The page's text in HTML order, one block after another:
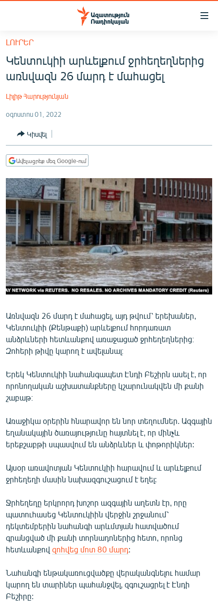
Մատչելիության
հիմնական
բովանդակությանը
Անցնել
հիմնական
մենյուին
ՔԱՂԱՔԱԿԱՆ
ԸՆՏՐՈՒԹՅՈՒՆՆԵՐ 2026
ԻՐԱՎՈՒՆՔ
ՀԱՍԱՐԱԿՈՒԹՅՈՒՆ
ՏՆՏԵՍՈՒԹՅՈՒՆ
ՊԱՏԵՐԱԶՄԻ 6 ՇԱԲԱԹՆԵՐԸ
ՏԱՐԱԾԱՇՐՋԱՆ
ՄԻՋԱԶԳԱՅԻՆ
ՄՇԱԿՈՒՅԹ
ՍՊՈՐՏ
ՄԵԿՆԱԲԱՆՈՒԹՅՈՒՆ
ՏՏ ԵՒ ԻՆՏԵՐՆԵՏ
ԿՈՐՈՆԱՎԻՐՈՒՍ
ԱՐԽԻՎ
ՏԵՍԱՆՅՈՒԹԵՐ
ՁԳՏԵԼՈՎ ԼԱՎԱԳՈՒՅՆԻՆ
ՓՈԴՔԱՍԹ
Հայերեն
English
«Ազատության» բոլոր կայքերը
ԼՈՒՐԵՐ
Կենտուկիի արևելքում ջրհեղեղներից
առնվազն 26 մարդ է մահացել
Լիլիթ Հարությունյան
օգոստոս 01, 2022
Կիսվել
Ավելացրեք մեզ Google-ում
Առնվազն 26 մարդ է մահացել, այդ թվում՝ երեխաներ,
Կենտուկիի (Քենթաքի) արևելքում հորդառատ
անձրևների հետևանքով առաջացած ջրհեղեղներից։
Զոհերի թիվը կարող է ավելանալ։
Երեկ Կենտուկիի նահանգապետ Էնդի Բեշիրն ասել է, որ
որոնողական աշխատանքները կշարունակվեն մի քանի
շաբաթ։
Առաջիկա օրերին հնարավոր են նոր տեղումներ. Ազգային
եղանակային ծառայությունը հայտնել է, որ մինչև
երեքշաբթի սպասվում են անձրևներ և փոթորիկներ:
Այսօր առավոտյան Կենտուկիի հարավում և արևելքում
ջրհեղեղի մասին նախազգուշացում է եղել:
Ջրհեղեղը երկրորդ խոշոր ազգային աղետն էր, որը
պատուհասեց Կենտուկիին վերջին շրջանում՝
դեկտեմբերին նահանգի արևմտյան հատվածում
գրանցված մի քանի տորնադոներից հետո, որոնց
հետևանքով զոհվեց մոտ 80 մարդ:
Նահանգի ենթակառուցվածքը վերականգնելու համար
կարող են տարիներ պահանջվել, զգուշացրել է Էնդի
Բեշիրը: